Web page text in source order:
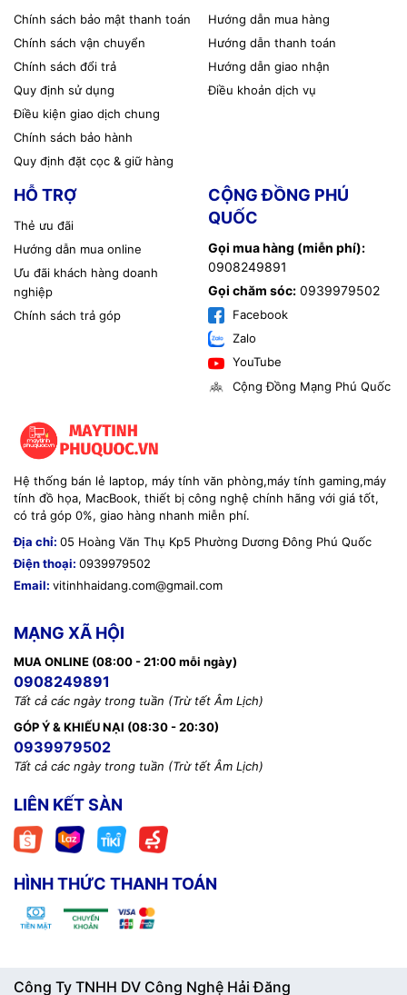
Chính sách bảo mật thanh toán
Chính sách vận chuyển
Chính sách đổi trả
Quy định sử dụng
Điều kiện giao dịch chung
Chính sách bảo hành
Quy định đặt cọc & giữ hàng
Hướng dẫn mua hàng
Hướng dẫn thanh toán
Hướng dẫn giao nhận
Điều khoản dịch vụ
HỖ TRỢ
Thẻ ưu đãi
Hướng dẫn mua online
Ưu đãi khách hàng doanh
nghiệp
Chính sách trả góp
CỘNG ĐỒNG PHÚ
QUỐC
Gọi mua hàng (miễn phí):
0908249891
Gọi chăm sóc: 0939979502
Facebook
Zalo
YouTube
Cộng Đồng Mạng Phú Quốc
Hệ thống bán lẻ laptop, máy tính văn phòng,máy tính gaming,máy
tính đồ họa, MacBook, thiết bị công nghệ chính hãng với giá tốt,
có trả góp 0%, giao hàng nhanh miễn phí.
Địa chỉ: 05 Hoàng Văn Thụ Kp5 Phường Dương Đông Phú Quốc
Điện thoại: 0939979502
Email: vitinhhaidang.com@gmail.com
MẠNG XÃ HỘI
MUA ONLINE (08:00 - 21:00 mỗi ngày)
0908249891
Tất cả các ngày trong tuần (Trừ tết Âm Lịch)
GÓP Ý & KHIẾU NẠI (08:30 - 20:30)
0939979502
Tất cả các ngày trong tuần (Trừ tết Âm Lịch)
LIÊN KẾT SÀN
HÌNH THỨC THANH TOÁN
Công Ty TNHH DV Công Nghệ Hải Đăng